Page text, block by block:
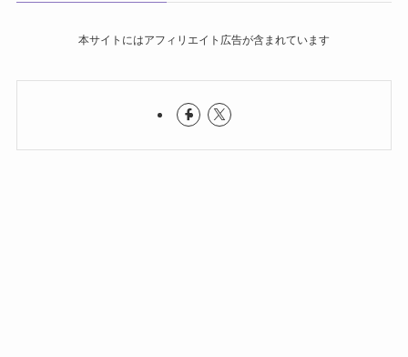
本サイトにはアフィリエイト広告が含まれています